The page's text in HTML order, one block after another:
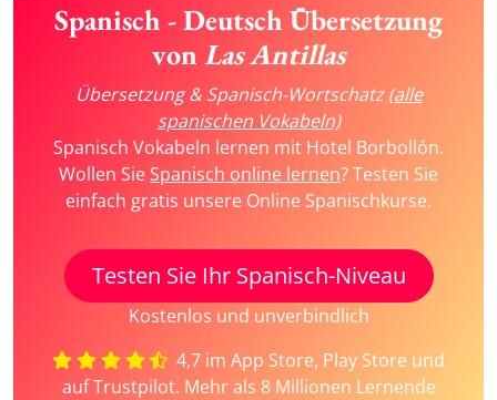
Spanisch - Deutsch Übersetzung
vonLas Antillas
Übersetzung & Spanisch-Wortschatz(alle
spanischen Vokabeln)
Spanisch Vokabeln lernen mit Hotel Borbollón.
Wollen SieSpanisch online lernen? Testen Sie
einfach gratis unsere Online Spanischkurse.
Testen Sie Ihr Spanisch-Niveau
Kostenlos und unverbindlich
4,7 im App Store, Play Store und
auf Trustpilot. Mehr als 8 Millionen Lernende